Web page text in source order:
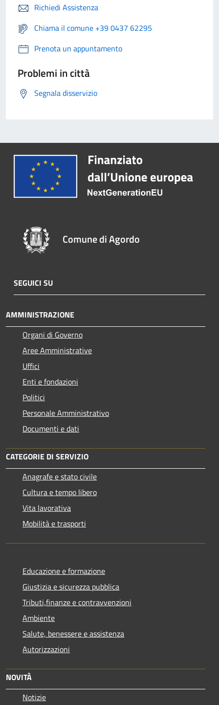
Richiedi Assistenza
Chiama il comune +39 0437 62295
Prenota un appuntamento
Problemi in città
Segnala disservizio
Comune di Agordo
SEGUICI SU
AMMINISTRAZIONE
Organi di Governo
Aree Amministrative
Uffici
Enti e fondazioni
Politici
Personale Amministrativo
Documenti e dati
CATEGORIE DI SERVIZIO
Anagrafe e stato civile
Cultura e tempo libero
Vita lavorativa
Mobilità e trasporti
Educazione e formazione
Giustizia e sicurezza pubblica
Tributi,finanze e contravvenzioni
Ambiente
Salute, benessere e assistenza
Autorizzazioni
NOVITÀ
Notizie